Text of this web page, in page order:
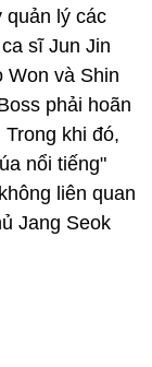
quản lý các
sĩ Jun Jin
Won và Shin
phải hoãn
khi đó,
nổi tiếng"
liên quan
Jang Seok